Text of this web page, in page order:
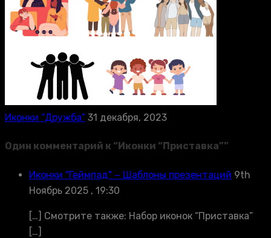
Иконки “Дружба” 31 декабря, 2023
Один комментарий к “ Иконки “Приставка””
Иконки "Геймпад" − Шаблоны презентаций 9th
Ноябрь 2025 , 19:30
[…] Смотрите также: Набор иконок “Приставка”
[…]